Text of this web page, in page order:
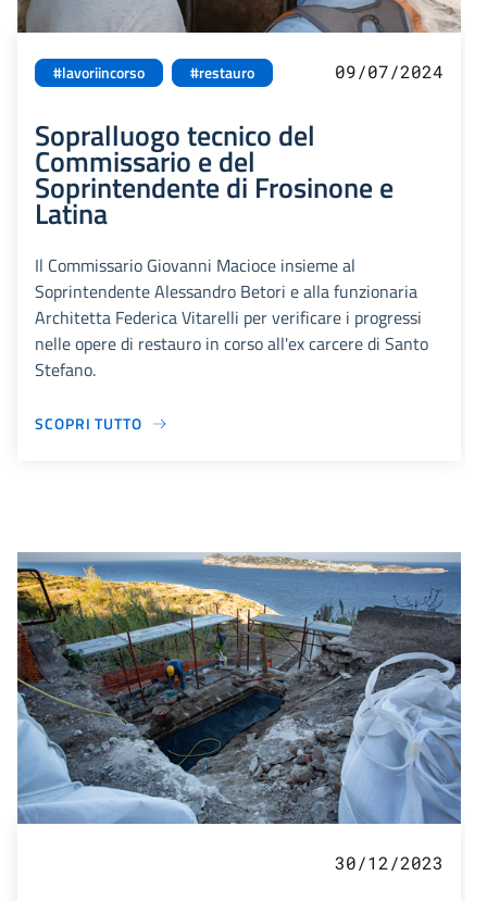
#lavoriincorso #restauro 09/07/2024
Sopralluogo tecnico del
Commissario e del
Soprintendente di Frosinone e
Latina
Il Commissario Giovanni Macioce insieme al
Soprintendente Alessandro Betori e alla funzionaria
Architetta Federica Vitarelli per verificare i progressi
nelle opere di restauro in corso all'ex carcere di Santo
Stefano.
SCOPRI TUTTO
30/12/2023